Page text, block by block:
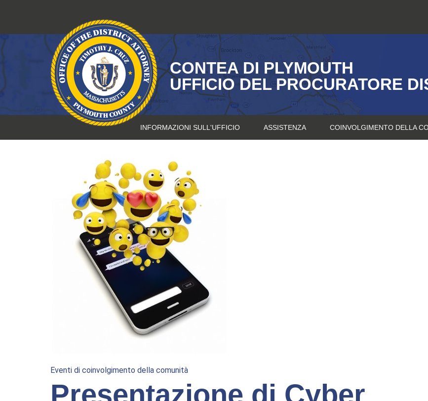
CONTEA DI PLYMOUTH
UFFICIO DEL PROCURATORE
INFORMAZIONI SULL'UFFICIO ASSISTENZA COINVOLGIMENTO DELLA
Eventi di coinvolgimento della comunità
Presentazione di Cyber